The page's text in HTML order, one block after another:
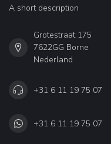
A short description
Grotestraat 175
7622GG Borne
Nederland
+31 6 11 19 75 07
+31 6 11 19 75 07